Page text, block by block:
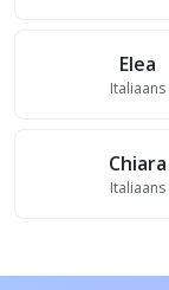
Elea
Italiaans
Chiara
Italiaans